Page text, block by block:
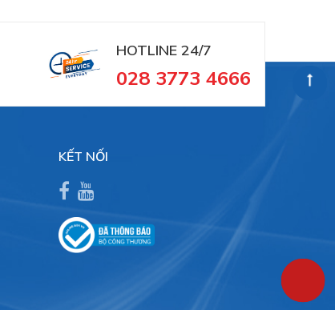
HOTLINE 24/7
028 3773 4666
KẾT NỐI